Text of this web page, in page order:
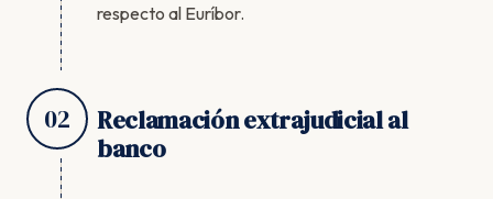
respecto al Euríbor.
02
Reclamación extrajudicial al
banco